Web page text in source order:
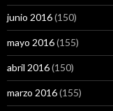
junio 2016(150)
mayo 2016(155)
abril 2016(150)
marzo 2016(155)